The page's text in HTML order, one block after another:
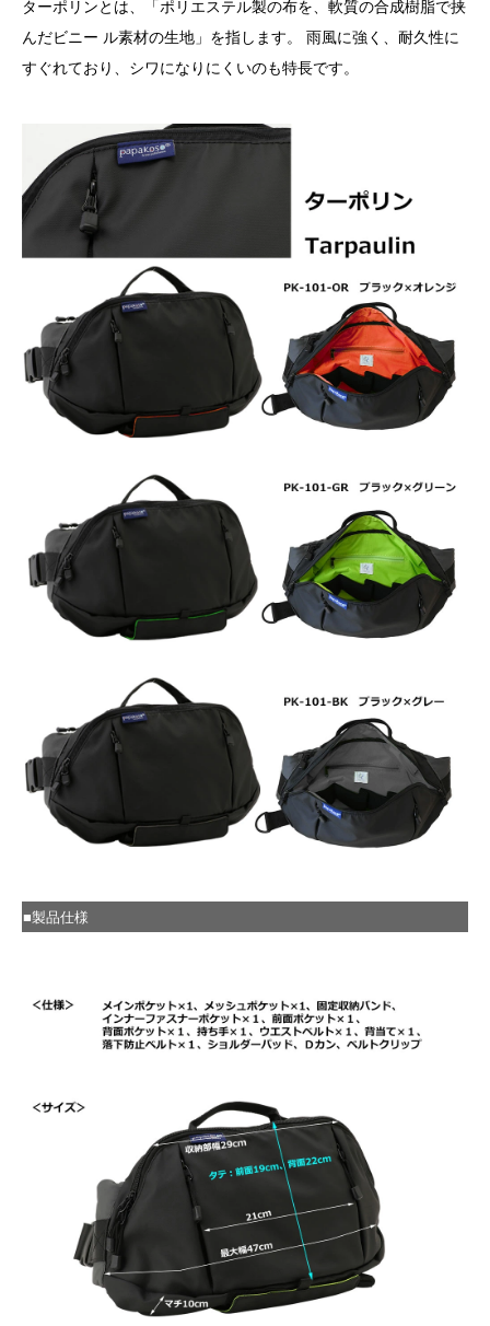
ターポリンとは、「ポリエステル製の布を、軟質の合成樹脂で挟
んだビニー ル素材の生地」を指します。 雨風に強く、耐久性に
すぐれており、シワになりにくいのも特長です。
■製品仕様